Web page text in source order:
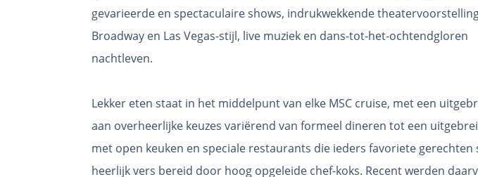
gevarieerde en spectaculaire shows, indrukwekkende
Broadway en Las Vegas-stijl, live muziek en dans-tot-het-ochtendgloren
nachtleven.
Lekker eten staat in het middelpunt van elke MSC cruise, met een
aan overheerlijke keuzes variërend van formeel dineren tot een
met open keuken en speciale restaurants die ieders favoriete gerechten
heerlijk vers bereid door hoog opgeleide chef-koks. Recent werden